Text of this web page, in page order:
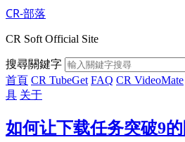
CR-部落
CR Soft Official Site
搜尋關鍵字
首頁 CR TubeGet FAQ CR VideoMate
具 关于
如何让下载任务突破9的